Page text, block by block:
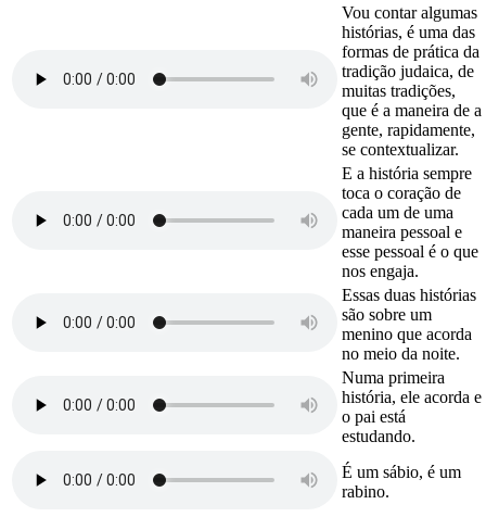
Vou contar algumas
histórias, é uma das
formas de prática da
tradição judaica, de
muitas tradições,
que é a maneira de a
gente, rapidamente,
se contextualizar.
E a história sempre
toca o coração de
cada um de uma
maneira pessoal e
esse pessoal é o que
nos engaja.
Essas duas histórias
são sobre um
menino que acorda
no meio da noite.
Numa primeira
história, ele acorda e
o pai está
estudando.
É um sábio, é um
rabino.